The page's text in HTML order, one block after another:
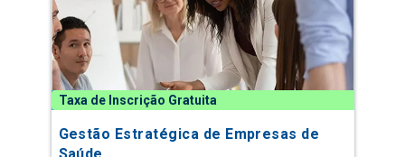
Taxa de Inscrição Gratuita
Gestão Estratégica de Empresas de